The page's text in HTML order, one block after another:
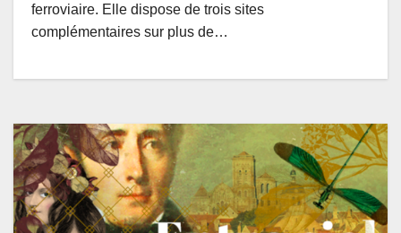
ferroviaire. Elle dispose de trois sites
complémentaires sur plus de…